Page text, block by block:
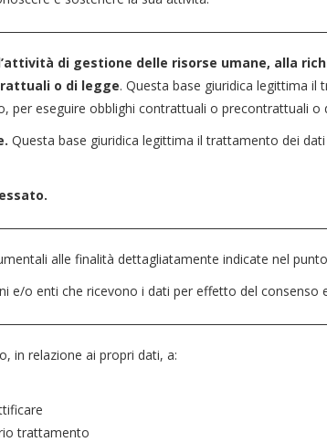
di gestione delle risorse umane, alla
o di legge. Questa base giuridica legittima
per eseguire obblighi contrattuali o precontrattuali o
Questa base giuridica legittima il trattamento dei
alle finalità dettagliatamente indicate nel
e/o enti che ricevono i dati per effetto del consenso
in relazione ai propri dati, a:
trattamento